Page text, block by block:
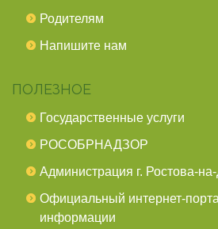
Родителям
Напишите нам
ПОЛЕЗНОЕ
Государственные услуги
РОСОБРНАДЗОР
Администрация г. Ростова-
Официальный интернет-
информации